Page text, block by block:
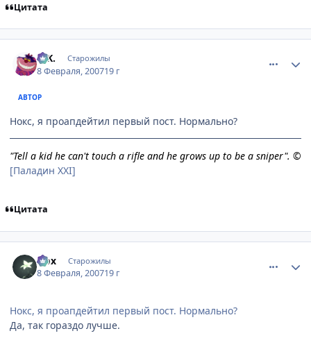
Цитата
G.K. Старожилы
8 Февраля, 200719 г
АВТОР
Нокс, я проапдейтил первый пост. Нормально?
"Tell a kid he can't touch a rifle and he grows up to be a sniper". ©
[Паладин XXI]
Цитата
Nox Старожилы
8 Февраля, 200719 г
Нокс, я проапдейтил первый пост. Нормально?
Да, так гораздо лучше.